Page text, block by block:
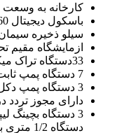
کارخانه به وسعت 20000 متر مربع
باسکول دیجیتال 60 تنی استاندارد
سیلو ذخیره سیمان به
ازمایشگاه مقیم
33دستگاه تراک میکسر
7 دستگاه پمپ ثابت
3 دستگاه پمپ دکل 36-42-52 متری
دارای مجوز تردد